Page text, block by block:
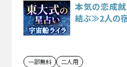
本気の恋成
結ぶ≫2人の
一部無料 二人用